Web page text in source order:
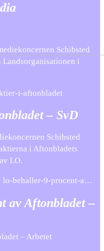
Schibsted
i
i-aftonbladet
– SvD
Schibsted
i Aftonbladets
LO.
lo-behaller-9-procent-a…
av Aftonbladet –
– Arbetet